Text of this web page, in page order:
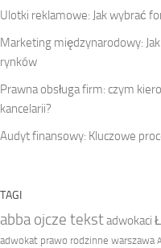
Ulotki reklamowe: Jak wybrać
Marketing międzynarodowy:
rynków
Prawna obsługa firm: czym
kancelarii?
Audyt finansowy: Kluczowe
TAGI
abba ojcze tekstadwokaci
adwokat prawo rodzinne warszawa